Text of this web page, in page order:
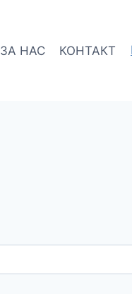
ЗА НАС КОНТАКТ